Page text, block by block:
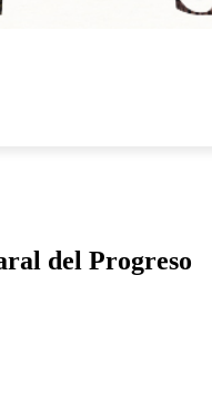
del Progreso